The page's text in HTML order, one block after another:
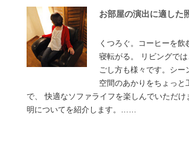
お部屋の演出に適した
くつろぐ。コーヒーを飲
寝転がる。 リビングで
ごし方も様々です。シー
空間のあかりをちょっと
で、 快適なソファライフを楽しんでいただけ
明についてを紹介します。……